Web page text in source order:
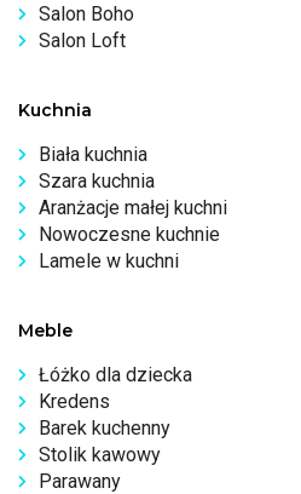
Salon Boho
Salon Loft
Kuchnia
Biała kuchnia
Szara kuchnia
Aranżacje małej kuchni
Nowoczesne kuchnie
Lamele w kuchni
Meble
Łóżko dla dziecka
Kredens
Barek kuchenny
Stolik kawowy
Parawany